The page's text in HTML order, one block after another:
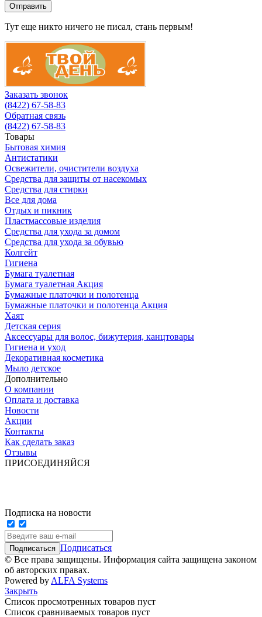
Тут еще никто ничего не писал, стань первым!
Заказать звонок
(8422) 67-58-83
Обратная связь
(8422) 67-58-83
Товары
Бытовая химия
Антистатики
Освежители, очистители воздуха
Средства для защиты от насекомых
Средства для стирки
Все для дома
Отдых и пикник
Пластмассовые изделия
Средства для ухода за домом
Средства для ухода за обувью
Колгейт
Гигиена
Бумага туалетная
Бумага туалетная Акция
Бумажные платочки и полотенца
Бумажные платочки и полотенца Акция
Хаят
Детская серия
Аксессуары для волос, бижутерия, канцтовары
Гигиена и уход
Декоративная косметика
Мыло детское
Дополнительно
О компании
Оплата и доставка
Новости
Акции
Контакты
Как сделать заказ
Отзывы
ПРИСОЕДИНЯЙСЯ
Подписка на новости
Подписаться
© Все права защищены. Информация сайта защищена законом
об авторских правах.
Powered by ALFA Systems
Закрыть
Список просмотренных товаров пуст
Список сравниваемых товаров пуст